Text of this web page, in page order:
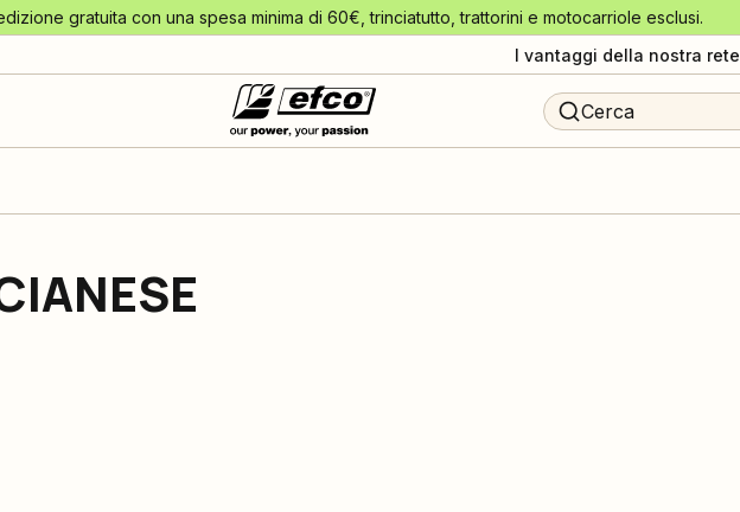
gratuita con una spesa minima di 60€, trinciatutto, trattorini e motocarriole esclusi.
I vantaggi della nostra rete
Cerca